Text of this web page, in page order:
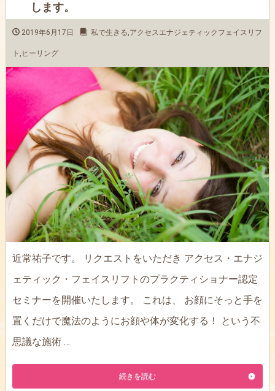
します。
2019年6月17日 私で生きる,アクセスエナジェティックフェイスリフ
ト , ヒーリング
近常祐子です。 リクエストをいただき アクセス・エナジ
ェティック・フェイスリフトのプラクティショナー認定
セミナーを開催いたします。 これは、 お顔にそっと手を
置くだけで魔法のようにお顔や体が変化する！ という不
思議な施術 …
続きを読む